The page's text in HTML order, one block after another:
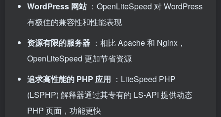
WordPress 网站 ：OpenLiteSpeed 对 WordPress
有极佳的兼容性和性能表现
资源有限的服务器 ：相比 Apache 和 Nginx，
OpenLiteSpeed 更加节省资源
追求高性能的 PHP 应用 ：LiteSpeed PHP
(LSPHP) 解释器通过其专有的 LS-API 提供动态
PHP 页面，功能更快